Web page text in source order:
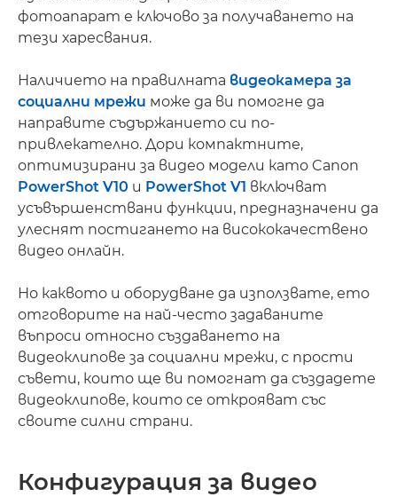
фотоапарат е ключово за получаването на
тези харесвания.
Наличието на правилната видеокамера за
социални мрежи може да ви помогне да
направите съдържанието си по-
привлекателно. Дори компактните,
оптимизирани за видео модели като Canon
PowerShot V10 и PowerShot V1 включват
усъвършенствани функции, предназначени да
улеснят постигането на висококачествено
видео онлайн.
Но каквото и оборудване да използвате, ето
отговорите на най-често задаваните
въпроси относно създаването на
видеоклипове за социални мрежи, с прости
съвети, които ще ви помогнат да създадете
видеоклипове, които се открояват със
своите силни страни.
Конфигурация за видео